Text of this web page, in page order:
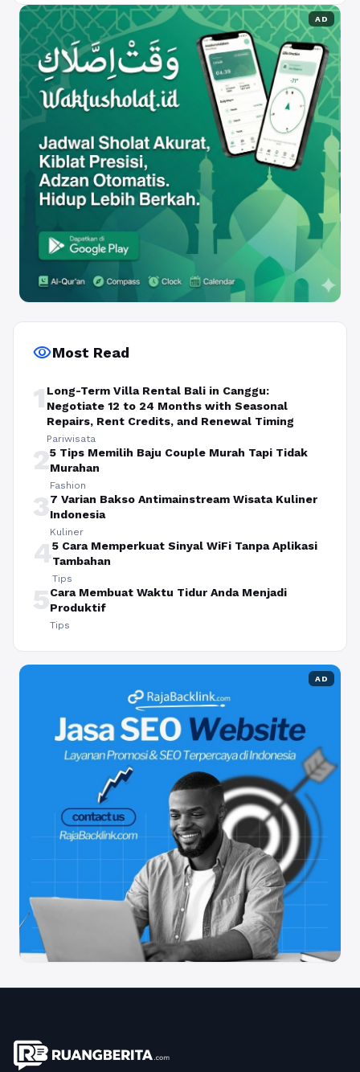
AD
visibilityMost Read
1 Long-Term Villa Rental Bali in Canggu:
Negotiate 12 to 24 Months with Seasonal
Repairs, Rent Credits, and Renewal Timing
Pariwisata
25 Tips Memilih Baju Couple Murah Tapi Tidak
Murahan
Fashion
37 Varian Bakso Antimainstream Wisata Kuliner
Indonesia
Kuliner
45 Cara Memperkuat Sinyal WiFi Tanpa Aplikasi
Tambahan
Tips
5Cara Membuat Waktu Tidur Anda Menjadi
Produktif
Tips
AD